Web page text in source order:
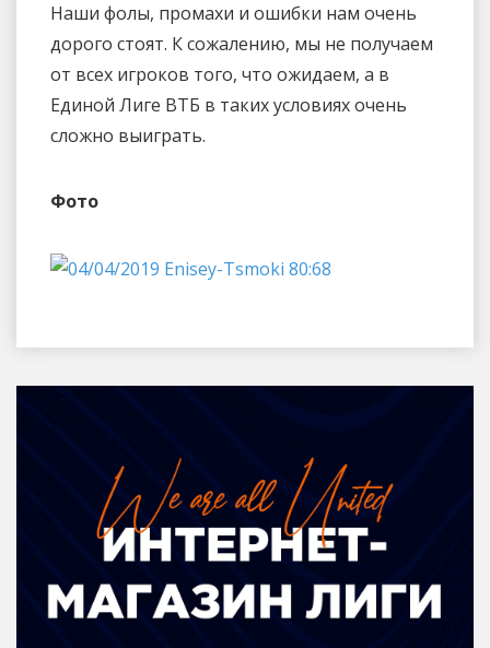
Наши фолы, промахи и ошибки нам очень
дорого стоят. К сожалению, мы не получаем
от всех игроков того, что ожидаем, а в
Единой Лиге ВТБ в таких условиях очень
сложно выиграть.
Фото